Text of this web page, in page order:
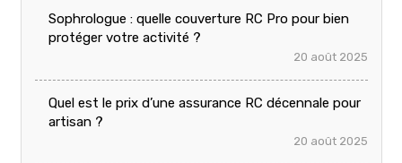
Sophrologue : quelle couverture RC Pro pour bien
protéger votre activité ?
20 août 2025
Quel est le prix d’une assurance RC décennale pour
artisan ?
20 août 2025